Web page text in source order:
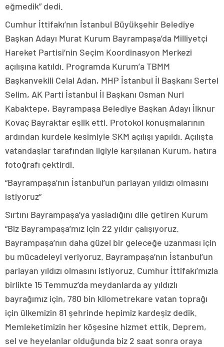
eğmedik” dedi.
Cumhur İttifakı’nın İstanbul Büyükşehir Belediye
Başkan Adayı Murat Kurum Bayrampaşa’da Milliyetçi
Hareket Partisi’nin Seçim Koordinasyon Merkezi
açılışına katıldı. Programda Kurum’a TBMM
Başkanvekili Celal Adan, MHP İstanbul İl Başkanı Sertel
Selim, AK Parti İstanbul İl Başkanı Osman Nuri
Kabaktepe, Bayrampaşa Belediye Başkan Adayı İlknur
Kovaç Bayraktar eşlik etti. Protokol konuşmalarının
ardından kurdele kesimiyle SKM açılışı yapıldı. Açılışta
vatandaşlar tarafından ilgiyle karşılanan Kurum, hatıra
fotoğrafı çektirdi.
“Bayrampaşa’nın İstanbul’un parlayan yıldızı olmasını
istiyoruz”
Sırtını Bayrampaşa’ya yasladığını dile getiren Kurum
“Biz Bayrampaşa’mız için 22 yıldır çalışıyoruz.
Bayrampaşa’nın daha güzel bir geleceğe uzanması için
bu mücadeleyi veriyoruz. Bayrampaşa’nın İstanbul’un
parlayan yıldızı olmasını istiyoruz. Cumhur İttifakı’mızla
birlikte 15 Temmuz’da meydanlarda ay yıldızlı
bayrağımız için, 780 bin kilometrekare vatan toprağı
için ülkemizin 81 şehrinde hepimiz kardeşiz dedik.
Memleketimizin her köşesine hizmet ettik. Deprem,
sel ve heyelanlar olduğunda biz 2 saat sonra oraya